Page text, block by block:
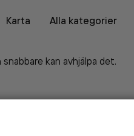
Karta
Alla kategorier
kan avhjälpa det.